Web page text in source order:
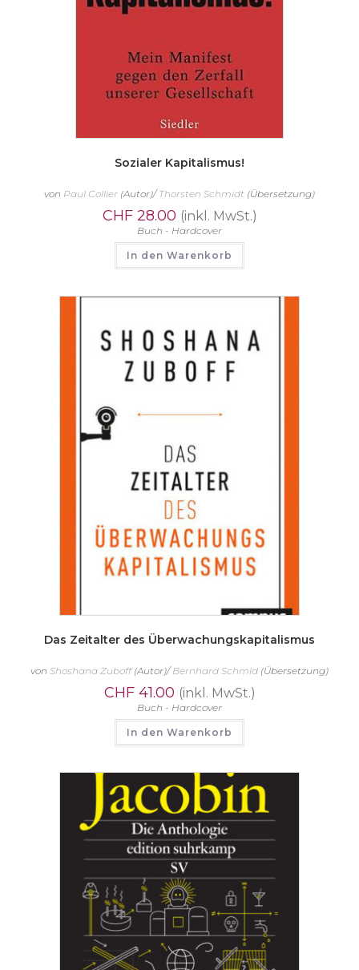
Sozialer Kapitalismus!
von Paul Collier (Autor)/Thorsten Schmidt (Übersetzung)
CHF28.00 (inkl. MwSt.)
Buch - Hardcover
In den Warenkorb
Das Zeitalter des Überwachungskapitalismus
von Shoshana Zuboff(Autor)/Bernhard Schmid (Übersetzung)
CHF41.00 (inkl. MwSt.)
Buch - Hardcover
In den Warenkorb